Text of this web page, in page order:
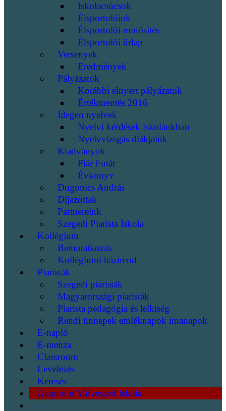
Iskolacsúcsok
Élsportolóink
Élsportolói minősítés
Élsportolói űrlap
Versenyek
Eredmények
Pályázatok
Korábbi elnyert pályázatok
Értékmentés 2016
Idegen nyelvek
Nyelvi kérdések iskolánkban
Nyelvvizsgás diákjaink
Kiadványok
Piár Futár
Évkönyv
Dugonics András
Díjazottak
Partnereink
Szegedi Piarista Iskola
Kollégium
Bemutatkozás
Kollégiumi házirend
Piaristák
Szegedi piaristák
Magyarországi piaristák
Piarista pedagógia és lelkiség
Rendi ünnepek emléknapok imanapok
E-napló
E-menza
Classroom
Levelezés
Keresés
Alapfokú Művészeti Iskola
.